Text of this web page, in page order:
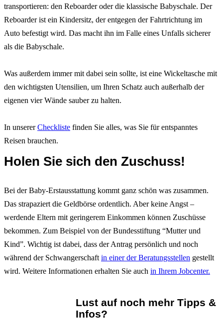
transportieren: den Reboarder oder die klassische Babyschale. Der
Reboarder ist ein Kindersitz, der entgegen der Fahrtrichtung im
Auto befestigt wird. Das macht ihn im Falle eines Unfalls sicherer
als die Babyschale.
Was außerdem immer mit dabei sein sollte, ist eine Wickeltasche mit
den wichtigsten Utensilien, um Ihren Schatz auch außerhalb der
eigenen vier Wände sauber zu halten.
In unsererCheckliste finden Sie alles, was Sie für entspanntes
Reisen brauchen.
Holen Sie sich den Zuschuss!
Bei der Baby-Erstausstattung kommt ganz schön was zusammen.
Das strapaziert die Geldbörse ordentlich. Aber keine Angst –
werdende Eltern mit geringerem Einkommen können Zuschüsse
bekommen. Zum Beispiel von der Bundesstiftung “Mutter und
Kind”. Wichtig ist dabei, dass der Antrag persönlich und noch
während der Schwangerschaftin einer der Beratungsstellen gestellt
wird. Weitere Informationen erhalten Sie auch in Ihrem Jobcenter.
Lust auf noch mehr Tipps &
Infos?